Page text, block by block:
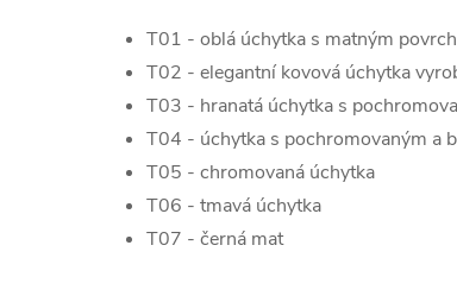
T01 - oblá úchytka s matným
T02 - elegantní kovová úchytka
T03 - hranatá úchytka s
T04 - úchytka s pochromovaným a
T05 - chromovaná úchytka
T06 - tmavá úchytka
T07 - černá mat